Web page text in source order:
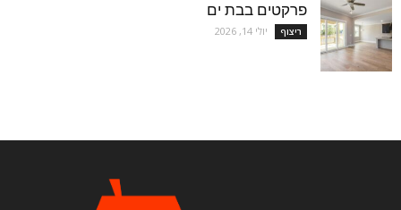
פרקטים בבת ים
ריצוף יולי 14, 2026